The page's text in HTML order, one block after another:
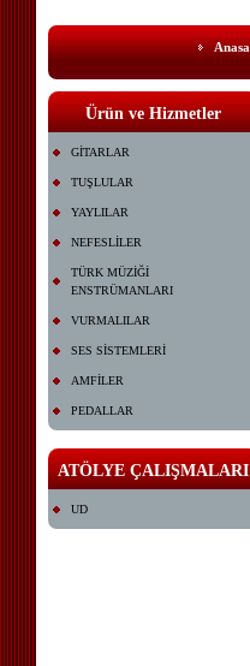
Ürün ve Hizmetler
GİTARLAR
TUŞLULAR
YAYLILAR
NEFESLİLER
TÜRK MÜZİĞİ
ENSTRÜMANLARI
VURMALILAR
SES SİSTEMLERİ
AMFİLER
PEDALLAR
ATÖLYE ÇALIŞMALARI
UD